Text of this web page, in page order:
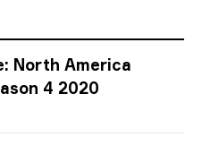
North America
4 2020